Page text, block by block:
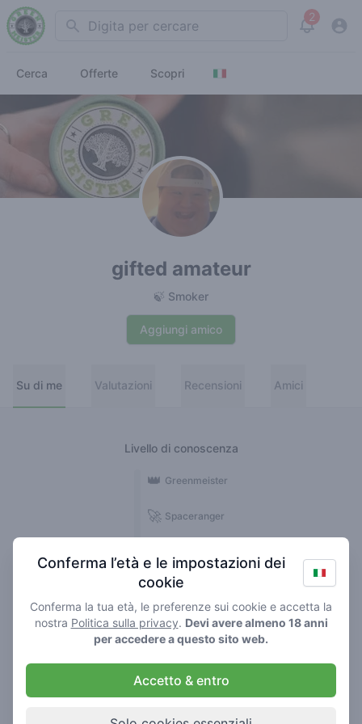
Search 2
View
Cerca Offerte Scopri
gifted amateur
🍃 Smoker
Aggiungi amico
Su di me Valutazioni Recensioni Amici
Livello di conoscenza
🍃 Smoker
🌱 Roller
🚀 Spaceranger
👑 Greenmeister
Recensioni
Conferma l’età e le impostazioni dei
cookie
Conferma la tua età, le preferenze sui cookie e accetta la
nostra Politica sulla privacy. Devi avere almeno 18 anni
per accedere a questo sito web.
Accetto & entro